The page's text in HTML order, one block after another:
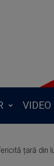
VIDEO
țară din